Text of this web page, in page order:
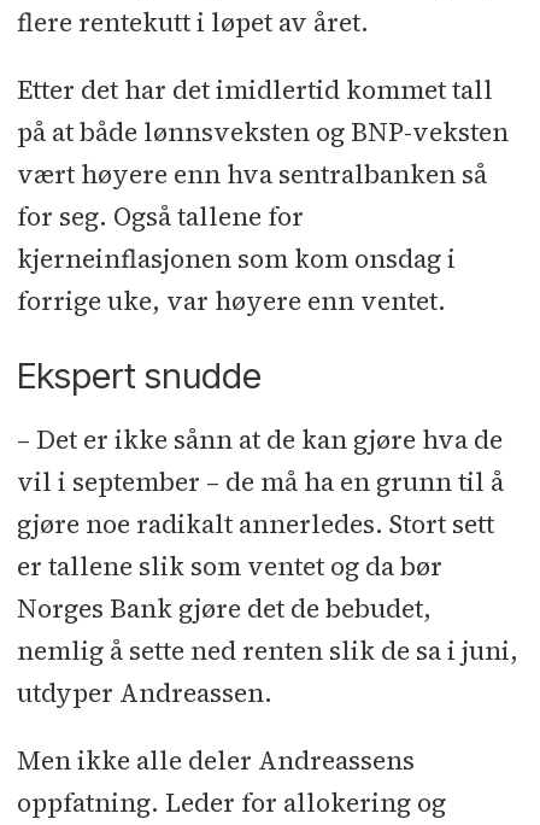
flere rentekutt i løpet av året.
Etter det har det imidlertid kommet tall
på at både lønnsveksten og BNP-veksten
vært høyere enn hva sentralbanken så
for seg. Også tallene for
kjerneinflasjonen som kom onsdag i
forrige uke, var høyere enn ventet.
Ekspert snudde
– Det er ikke sånn at de kan gjøre hva de
vil i september – de må ha en grunn til å
gjøre noe radikalt annerledes. Stort sett
er tallene slik som ventet og da bør
Norges Bank gjøre det de bebudet,
nemlig å sette ned renten slik de sa i juni,
utdyper Andreassen.
Men ikke alle deler Andreassens
oppfatning. Leder for allokering og